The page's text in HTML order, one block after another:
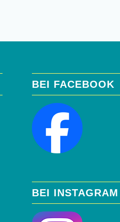
BEI FACEBOOK
BEI INSTAGRAM